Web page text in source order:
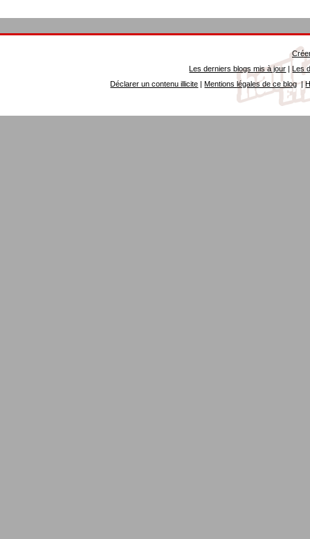
Les derniers blogs mis à jour |Les
Déclarer un contenu illicite |Mentions légales de ce blog|